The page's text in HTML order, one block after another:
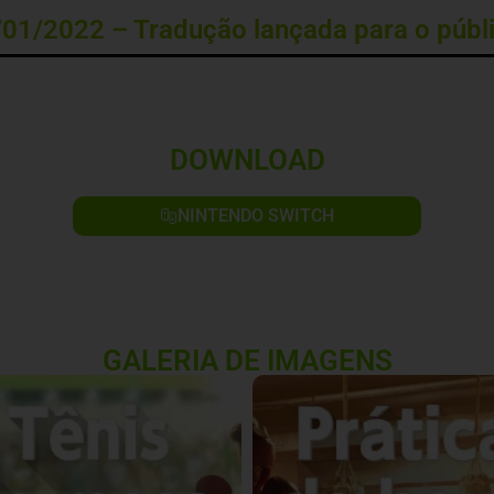
2022 – Tradução lançada para o
DOWNLOAD
NINTENDO SWITCH
GALERIA DE IMAGENS